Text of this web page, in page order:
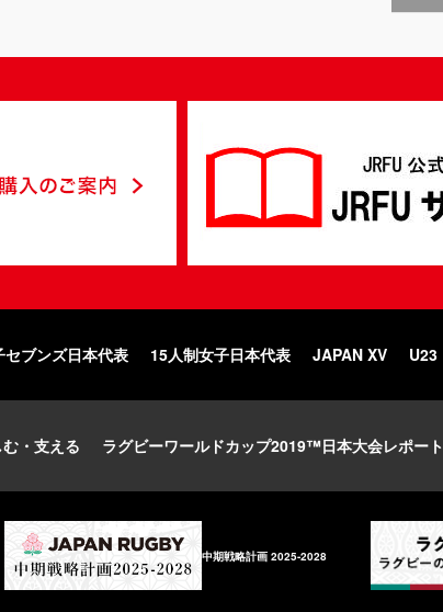
セブンズ日本代表 15人制女子日本代表 JAPAN XV U23
・支える ラグビーワールドカップ2019™日本大会レポート
中期戦略計画 2025-2028